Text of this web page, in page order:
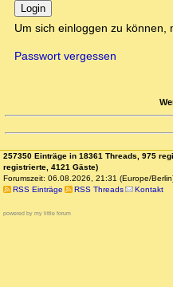
Login
Um sich einloggen zu können,
Passwort vergessen
257350 Einträge in 18361 Threads, 975
registrierte, 4121 Gäste)
Forumszeit: 06.08.2026, 21:31 (Europe/
RSS Einträge
RSS Threads Kontakt
powered by my little forum